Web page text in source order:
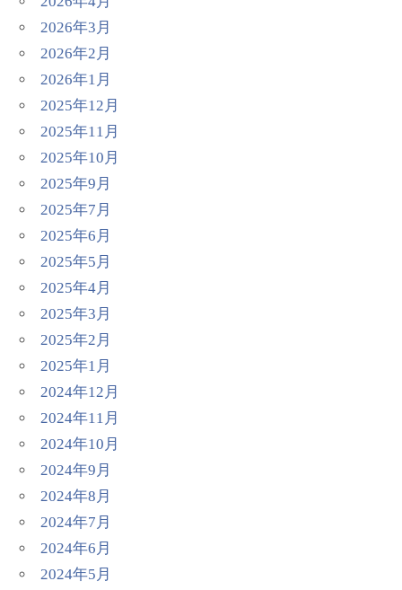
2026年3月
2026年2月
2026年1月
2025年12月
2025年11月
2025年10月
2025年9月
2025年7月
2025年6月
2025年5月
2025年4月
2025年3月
2025年2月
2025年1月
2024年12月
2024年11月
2024年10月
2024年9月
2024年8月
2024年7月
2024年6月
2024年5月